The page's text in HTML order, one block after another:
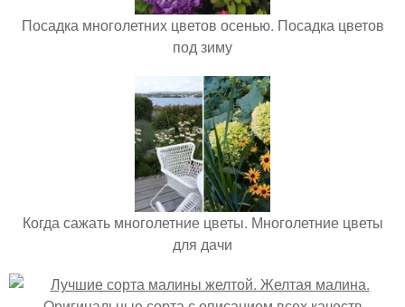
Посадка многолетних цветов осенью. Посадка цветов
под зиму
Когда сажать многолетние цветы. Многолетние цветы
для дачи